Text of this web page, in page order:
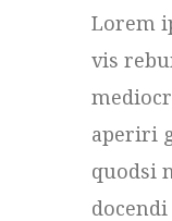
Lorem
vis
aperiri
quodsi
docendi